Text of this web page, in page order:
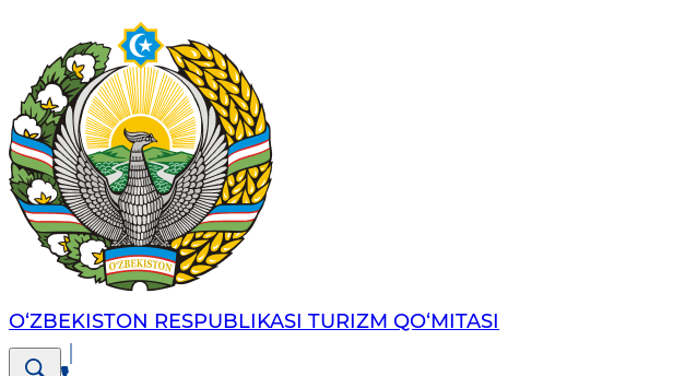
O‘ZBEKISTON RESPUBLIKASI TURIZM QO‘MITASI